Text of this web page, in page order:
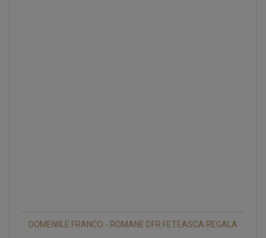
DOMENIILE FRANCO - ROMANE DFR FETEASCA REGALA